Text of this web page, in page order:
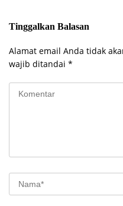
Tinggalkan Balasan
Alamat email Anda tidak
wajib ditandai *